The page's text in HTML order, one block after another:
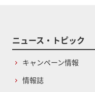
ニュース・トピック
キャンペーン情報
情報誌